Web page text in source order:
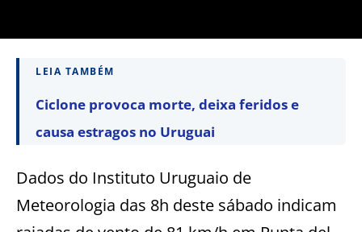
LEIA TAMBÉM
Ciclone provoca morte, deixa feridos e
causa estragos no Uruguai
Dados do Instituto Uruguaio de
Meteorologia das 8h deste sábado indicam